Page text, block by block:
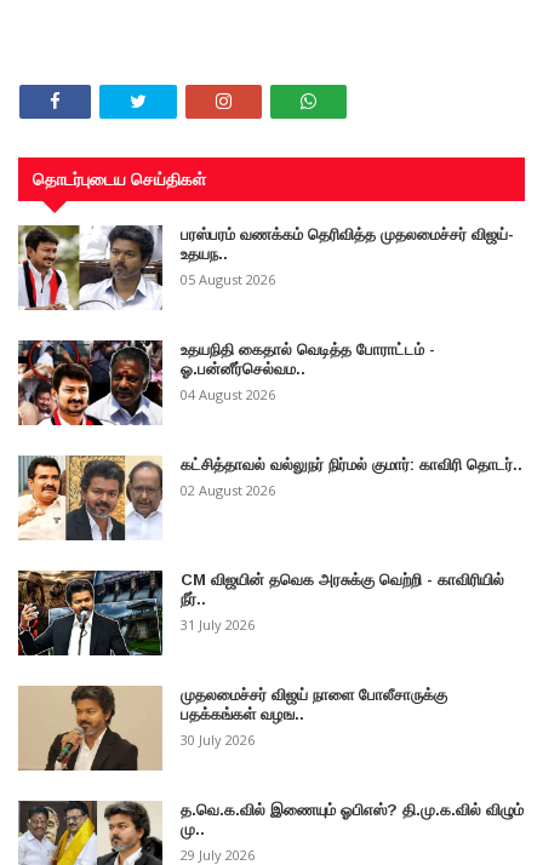
தொடர்புடைய செய்திகள்
பரஸ்பரம் வணக்கம் தெரிவித்த முதலமைச்சர் விஜய்-
உதயந..
05 August 2026
உதயநிதி கைதால் வெடித்த போராட்டம் -
ஓ.பன்னீர்செல்வம..
04 August 2026
கட்சித்தாவல் வல்லுநர் நிர்மல் குமார்: காவிரி தொடர்..
02 August 2026
CM விஜயின் தவெக அரசுக்கு வெற்றி - காவிரியில்
நீர்..
31 July 2026
முதலமைச்சர் விஜய் நாளை போலீசாருக்கு
பதக்கங்கள் வழங..
30 July 2026
த.வெ.க.வில் இணையும் ஓபிஎஸ்? தி.மு.க.வில் விழும்
மு..
29 July 2026